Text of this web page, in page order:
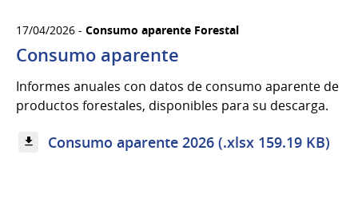
17/04/2026 - Consumo aparente Forestal
Consumo aparente
Informes anuales con datos de consumo aparente de
productos forestales, disponibles para su descarga.
Consumo aparente 2026 (.xlsx 159.19 KB)